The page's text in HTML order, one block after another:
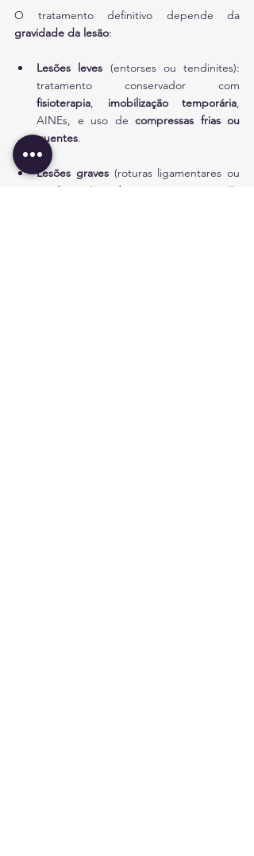
gravidade da lesão:
Lesões leves (entorses ou tendinites):
fisioterapia, imobilização temporária,
AINEs, e uso de compressas frias ou
quentes.
Lesões graves (roturas ligamentares ou
tendinosas): podem requerer
reparação